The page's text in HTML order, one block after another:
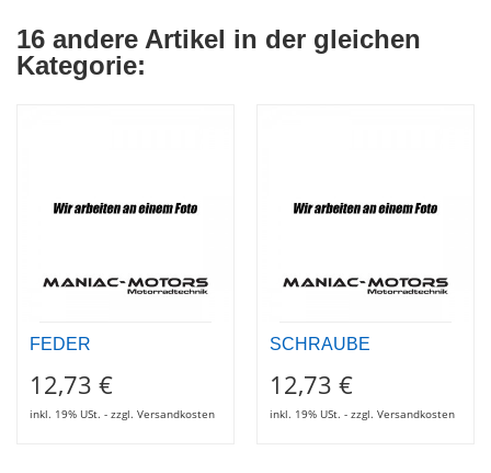
16 andere Artikel in der gleichen
Kategorie:
FEDER
12,73 €
inkl. 19% USt. - zzgl. Versandkosten
SCHRAUBE
12,73 €
inkl. 19% USt. - zzgl. Versandkosten